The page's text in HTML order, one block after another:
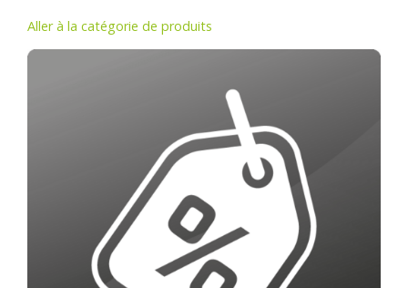
Aller à la catégorie de produits